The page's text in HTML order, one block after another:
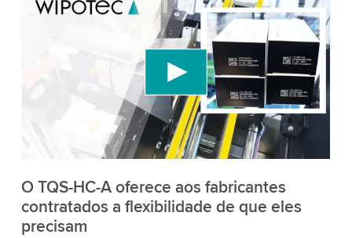
Precisamos do seu consentimento para
carregar o serviço de vídeo do YouTube!
Utilizamos um serviço de terceiros para incorporar
conteúdo de vídeo que pode coletar dados sobre
sua atividade. Por favor, reveja os detalhes e
aceite o serviço para assistir a este vídeo.
Mais informações
O TQS-HC-A oferece aos fabricantes
contratados a flexibilidade de que eles
precisam